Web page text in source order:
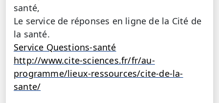
santé,
Le service de réponses en ligne de la Cité de
la santé.
Service Questions-santé
http://www.cite-sciences.fr/fr/au-
programme/lieux-ressources/cite-de-la-
sante/